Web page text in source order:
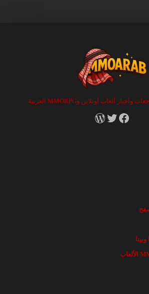
Facebook
X
RSS